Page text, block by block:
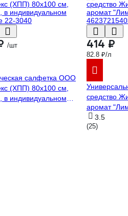
/шт
салфетка ООО
(ХПП) 80x100 см,
в индивидуальном
22-3040
414 ₽
82.8 ₽/л
средство
аромат
3.5
(25)